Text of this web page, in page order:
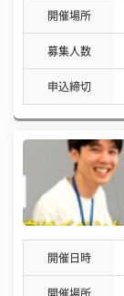
開催場所
募集人数
申込締切
開催日時
開催場所